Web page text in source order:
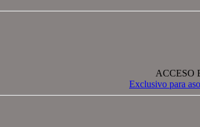
ACCESO
Exclusivo para